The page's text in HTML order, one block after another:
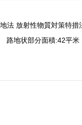
法 放射性物質対策特措
路地状部分面積:42平米